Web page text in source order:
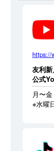
https://
友利新
公式
月〜
※水曜